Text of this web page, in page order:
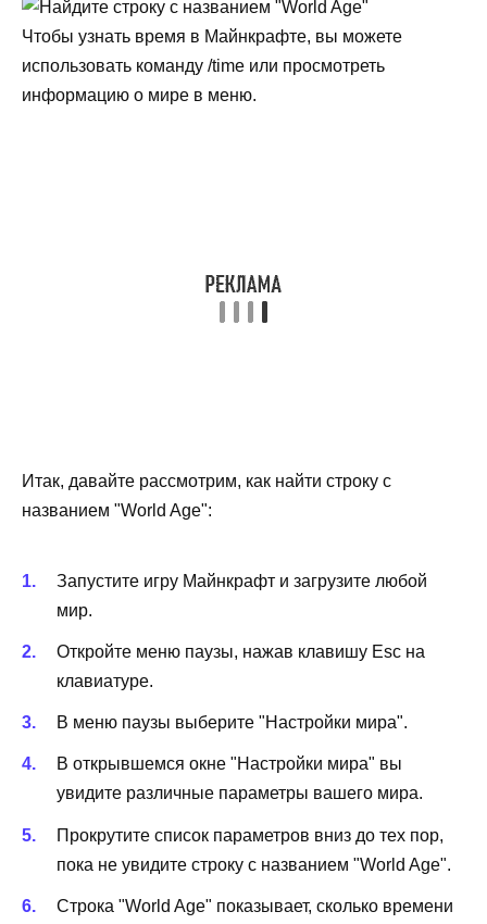
Чтобы узнать время в Майнкрафте, вы можете
использовать команду /time или просмотреть
информацию о мире в меню.
Итак, давайте рассмотрим, как найти строку с
названием "World Age":
Запустите игру Майнкрафт и загрузите любой
мир.
Откройте меню паузы, нажав клавишу Esc на
клавиатуре.
В меню паузы выберите "Настройки мира".
В открывшемся окне "Настройки мира" вы
увидите различные параметры вашего мира.
Прокрутите список параметров вниз до тех пор,
пока не увидите строку с названием "World Age".
Строка "World Age" показывает, сколько времени